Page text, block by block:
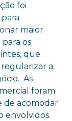
foi
maior
os
que
a
As
foram
de acomodar
envolvidos.